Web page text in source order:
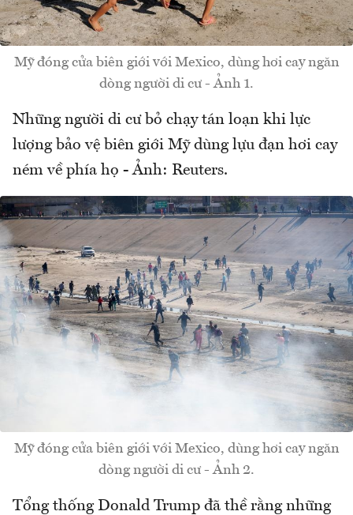
Mỹ đóng cửa biên giới với Mexico, dùng hơi cay ngăn
dòng người di cư - Ảnh 1.
Những người di cư bỏ chạy tán loạn khi lực
lượng bảo vệ biên giới Mỹ dùng lựu đạn hơi cay
ném về phía họ - Ảnh: Reuters.
Mỹ đóng cửa biên giới với Mexico, dùng hơi cay ngăn
dòng người di cư - Ảnh 2.
Tổng thống Donald Trump đã thề rằng những